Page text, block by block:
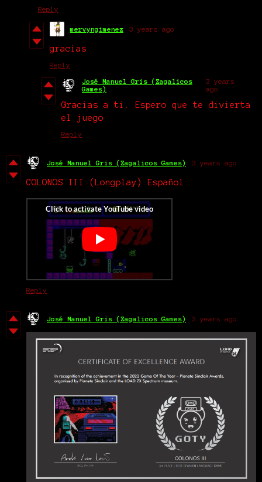
Reply
mervyngimenez 3 years ago
gracias
Reply
José Manuel Gris (Zagalicos
Games)
3 years
ago
Gracias a ti. Espero que te divierta
el juego
Reply
José Manuel Gris (Zagalicos Games) 3 years ago
COLONOS III (Longplay) Español
Reply
José Manuel Gris (Zagalicos Games) 3 years ago